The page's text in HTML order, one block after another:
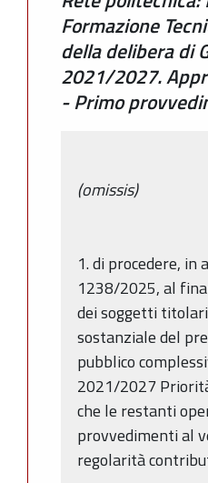
Formazione
della delibera di
2021/2027.
- Primo
(omissis)
1. di procedere,
1238/2025, al
dei soggetti
sostanziale del
pubblico
2021/2027
che le restanti
provvedimenti al
regolarità